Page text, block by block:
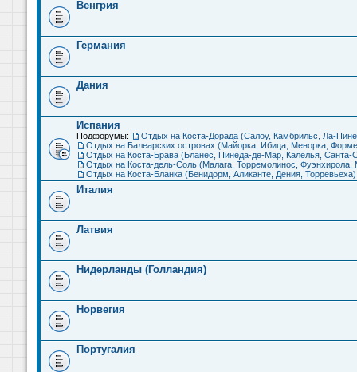
Венгрия
Германия
Дания
Испания
Подфорумы: Отдых на Коста-Дорада (Салоу, Камбрильс, Ла-
Отдых на Балеарских островах (Майорка, Ибица, Менорка,
Отдых на Коста-Брава (Бланес, Пинеда-де-Мар, Калелья, Санта-
Отдых на Коста-дель-Соль (Малага, Торремолинос, Фуэнхирола,
Отдых на Коста-Бланка (Бенидорм, Аликанте, Дения, Торревьеха)
Италия
Латвия
Нидерланды (Голландия)
Норвегия
Португалия